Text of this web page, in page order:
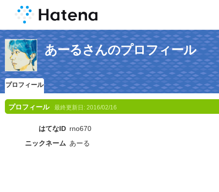
あーるさんのプロフィール
プロフィール
プロフィール 最終更新日: 2016/02/16
はてなID rno670
ニックネーム あーる